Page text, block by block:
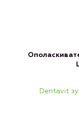
Dentavit